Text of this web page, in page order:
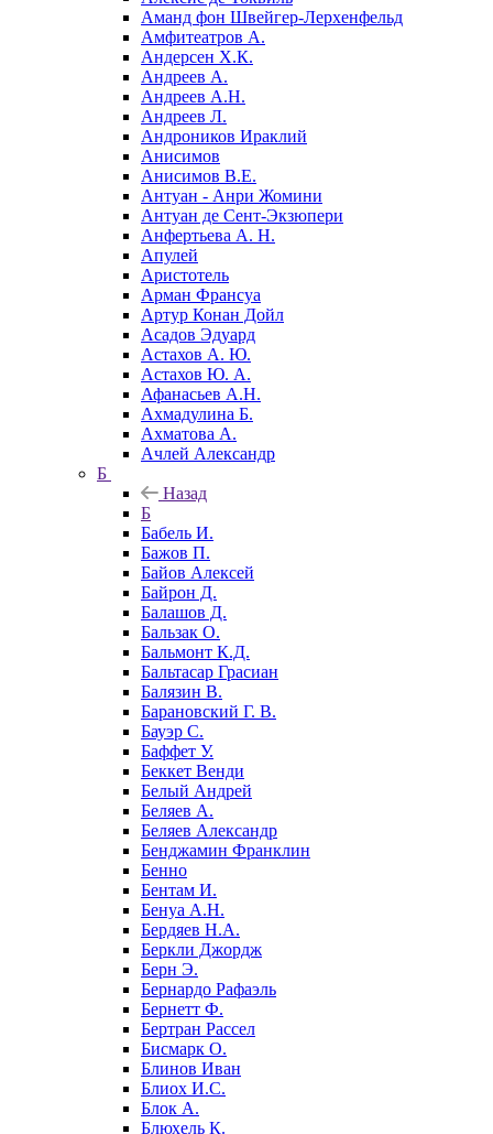
Аманд фон Швейгер-Лерхенфельд
Амфитеатров А.
Андерсен Х.К.
Андреев А.
Андреев А.Н.
Андреев Л.
Андроников Ираклий
Анисимов
Анисимов В.Е.
Антуан - Анри Жомини
Антуан де Сент-Экзюпери
Анфертьева А. Н.
Апулей
Аристотель
Арман Франсуа
Артур Конан Дойл
Асадов Эдуард
Астахов А. Ю.
Астахов Ю. А.
Афанасьев А.Н.
Ахмадулина Б.
Ахматова А.
Ачлей Александр
Б
Назад
Б
Бабель И.
Бажов П.
Байов Алексей
Байрон Д.
Балашов Д.
Бальзак О.
Бальмонт К.Д.
Бальтасар Грасиан
Балязин В.
Барановский Г. В.
Бауэр С.
Баффет У.
Беккет Венди
Белый Андрей
Беляев А.
Беляев Александр
Бенджамин Франклин
Бенно
Бентам И.
Бенуа А.Н.
Бердяев Н.А.
Беркли Джордж
Берн Э.
Бернардо Рафаэль
Бернетт Ф.
Бертран Рассел
Бисмарк О.
Блинов Иван
Блиох И.С.
Блок А.
Блюхель К.